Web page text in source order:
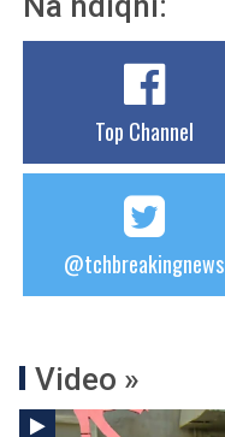
Top Channel
@tchbreakingnews
Video »